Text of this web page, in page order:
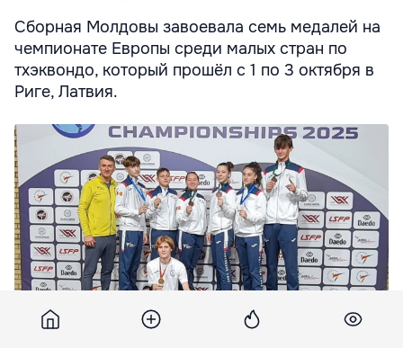
Сборная Молдовы завоевала семь медалей на
чемпионате Европы среди малых стран по
тхэквондо, который прошёл с 1 по 3 октября в
Риге, Латвия.